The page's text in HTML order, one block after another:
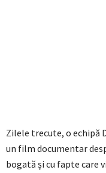
Zilele trecute, o echipă
un film documentar
bogată și cu fapte care